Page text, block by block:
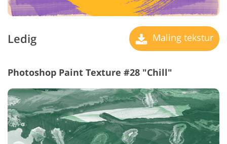
Ledig Maling tekstur
Photoshop Paint Texture #28 "Chill"